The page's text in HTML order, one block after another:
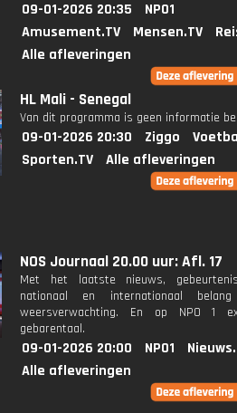
09-01-2026 20:35
NPO1
Amusement.TV
Mensen.TV
Alle afleveringen
HL Mali - Senegal
Van dit programma is geen informatie
09-01-2026 20:30 Ziggo
Sporten.TV
Alle afleveringen
NOS Journaal 20.00 uur: Afl. 17
Met het laatste nieuws,
nationaal en internationaal
weersverwachting. En op NPO 1
gebarentaal.
09-01-2026 20:00 NPO1
Alle afleveringen